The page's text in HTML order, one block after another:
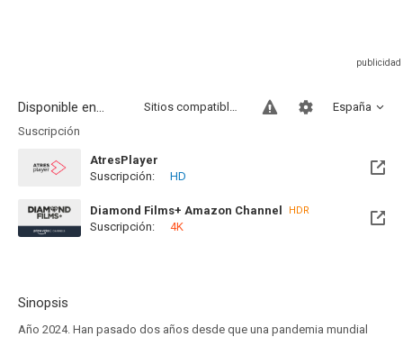
Disponible en... España
Sitios compatibles
Suscripción
AtresPlayer
Suscripción:
HD
Diamond Films+ Amazon Channel HDR
Suscripción: 4K
Sinopsis
Año 2024. Han pasado dos años desde que una pandemia mundial